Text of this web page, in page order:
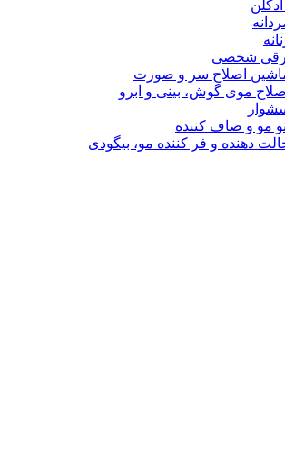
برقی شخصی
اصلاح سر و صورت
اصلاح موی گوش، بینی و ابرو
مو و صاف کننده
دهنده و فر کننده مو، بیگودی